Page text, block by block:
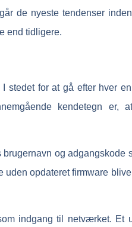
de nyeste tendenser
end tidligere.
for at gå efter hver
kendetegn er,
og adgangskode
opdateret firmware
indgang til netværket.